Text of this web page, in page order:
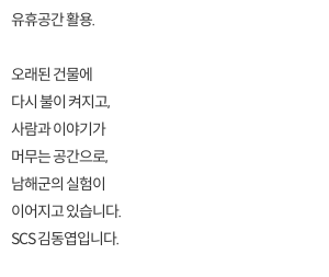
유휴공간 활용.
오래된 건물에
다시 불이 켜지고,
사람과 이야기가
머무는 공간으로,
남해군의 실험이
이어지고 있습니다.
SCS 김동엽입니다.